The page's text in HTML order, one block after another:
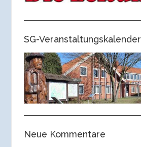
SG-Veranstaltungskalender
Neue Kommentare